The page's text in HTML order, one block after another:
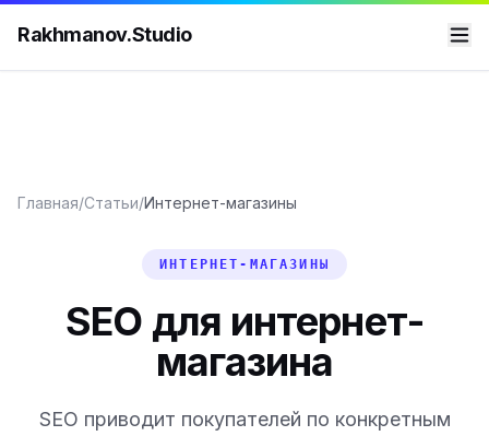
Rakhmanov.Studio
Главная/Статьи/Интернет-магазины
ИНТЕРНЕТ-МАГАЗИНЫ
SEO для интернет-
магазина
SEO приводит покупателей по конкретным